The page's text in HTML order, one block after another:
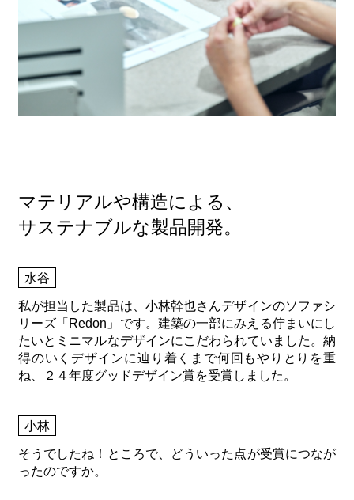
マテリアルや構造による、
サステナブルな製品開発。
水谷
私が担当した製品は、小林幹也さんデザインのソファシ
リーズ「Redon」です。建築の一部にみえる佇まいにし
たいとミニマルなデザインにこだわられていました。納
得のいくデザインに辿り着くまで何回もやりとりを重
ね、２４年度グッドデザイン賞を受賞しました。
小林
そうでしたね！ところで、どういった点が受賞につなが
ったのですか。